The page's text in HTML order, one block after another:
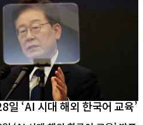
‘AI 시대 해외 한국어 교육’